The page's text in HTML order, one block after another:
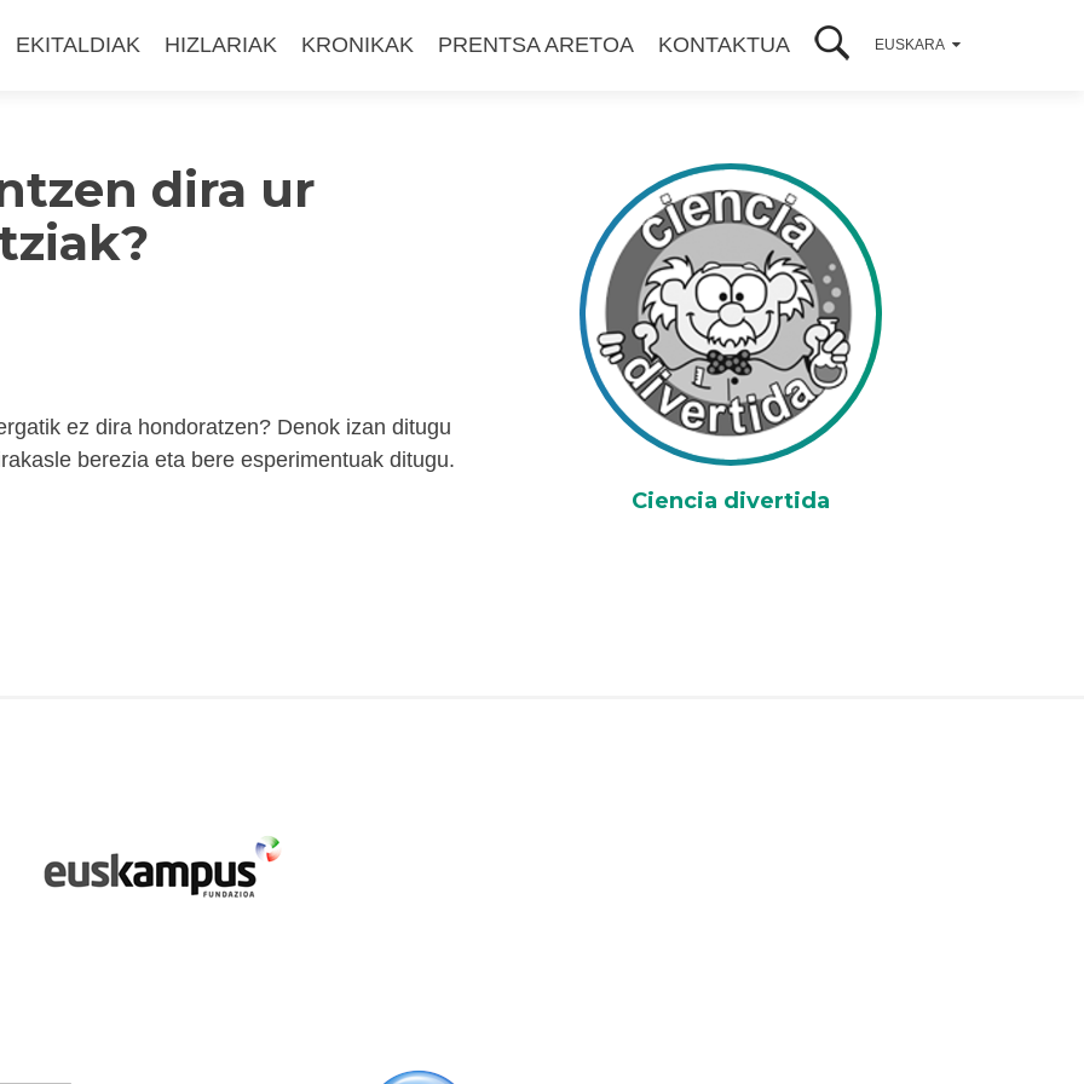
EKITALDIAK HIZLARIAK KRONIKAK PRENTSA ARETOA KONTAKTUA EUSKARA
dira ur
ez dira hondoratzen? Denok izan ditugu
berezia eta bere esperimentuak ditugu.
Ciencia divertida